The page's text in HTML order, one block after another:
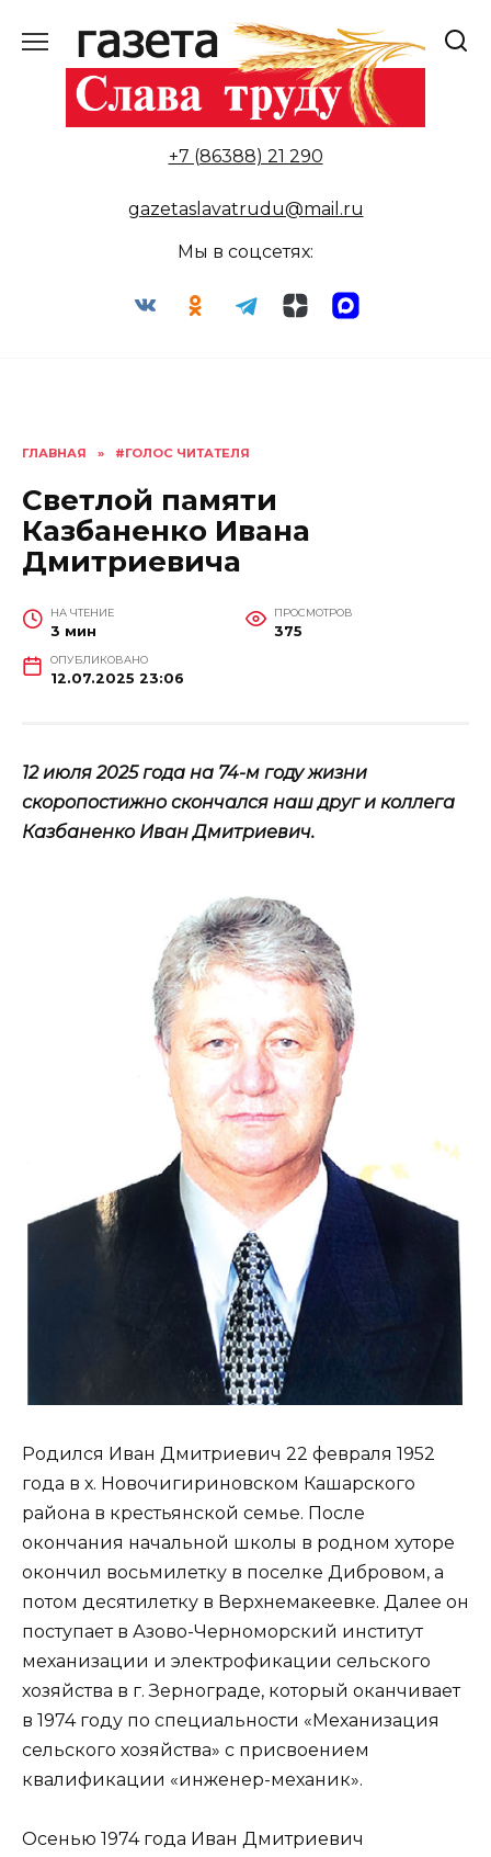
содержанию
+7 (86388) 21 290
gazetaslavatrudu@mail.ru
Мы в соцсетях:
ГЛАВНАЯ » #ГОЛОС ЧИТАТЕЛЯ
Светлой памяти
Казбаненко Ивана
Дмитриевича
НА ЧТЕНИЕ
3 мин
ПРОСМОТРОВ
375
ОПУБЛИКОВАНО
12.07.2025 23:06
12 июля 2025 года на 74-м году жизни
скоропостижно скончался наш друг и коллега
Казбаненко Иван Дмитриевич.
Родился Иван Дмитриевич 22 февраля 1952
года в х. Новочигириновском Кашарского
района в крестьянской семье. После
окончания начальной школы в родном хуторе
окончил восьмилетку в поселке Дибровом, а
потом десятилетку в Верхнемакеевке. Далее он
поступает в Азово-Черноморский институт
механизации и электрофикации сельского
хозяйства в г. Зернограде, который оканчивает
в 1974 году по специальности «Механизация
сельского хозяйства» с присвоением
квалификации «инженер-механик».
Осенью 1974 года Иван Дмитриевич